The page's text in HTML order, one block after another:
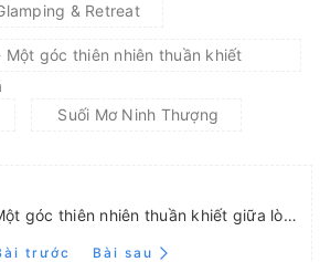
& Retreat
Một góc thiên nhiên thuần khiết
Suối Mơ Ninh Thượng
Suối Mơ Dốc Tình - Một góc thiên nhiên thuần khiết giữa lòng Ninh Hòa
trước Bài sau